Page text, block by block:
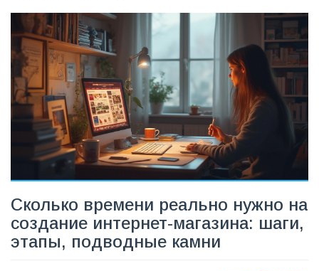
Сколько времени реально нужно на
создание интернет-магазина: шаги,
этапы, подводные камни